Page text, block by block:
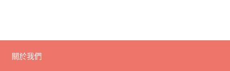
關於我們